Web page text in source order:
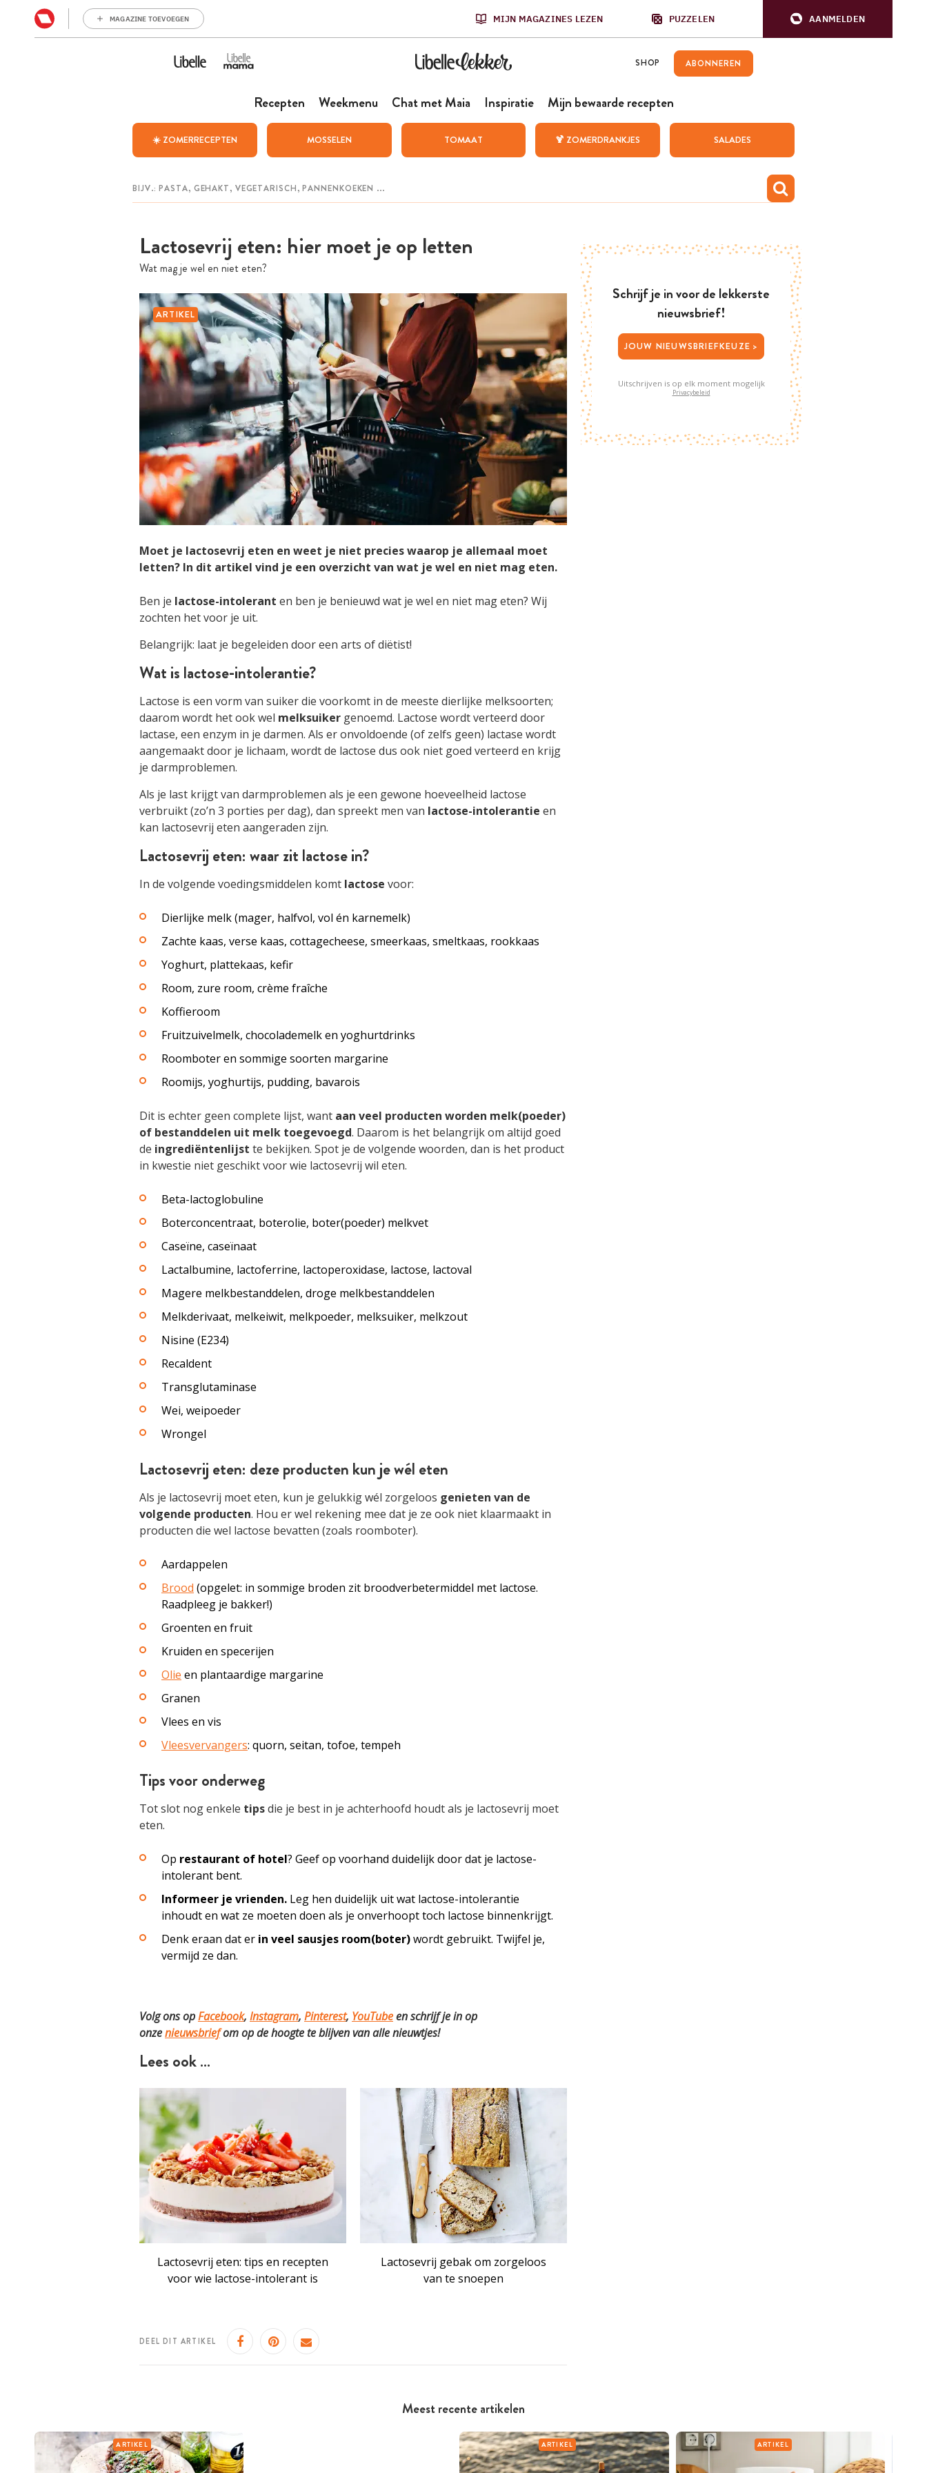
MAGAZINE TOEVOEGEN MIJN MAGAZINES LEZEN PUZZELEN AANMELDEN
SHOP ABONNEREN
Recepten Weekmenu Chat met Maia Inspiratie Mijn bewaarde recepten
☀️ ZOMERRECEPTEN MOSSELEN TOMAAT 🍹 ZOMERDRANKJES SALADES
Meest recente artikelen
ARTIKEL ARTIKEL ARTIKEL
Lactosevrij eten: hier moet je op letten
Wat mag je wel en niet eten?
ARTIKEL
Moet je lactosevrij eten en weet je niet precies waarop je allemaal moet
letten? In dit artikel vind je een overzicht van wat je wel en niet mag eten.
Ben je lactose-intolerant en ben je benieuwd wat je wel en niet mag eten? Wij
zochten het voor je uit.
Belangrijk: laat je begeleiden door een arts of diëtist!
Wat is lactose-intolerantie?
Lactose is een vorm van suiker die voorkomt in de meeste dierlijke melksoorten;
daarom wordt het ook wel melksuiker genoemd. Lactose wordt verteerd door
lactase, een enzym in je darmen. Als er onvoldoende (of zelfs geen) lactase wordt
aangemaakt door je lichaam, wordt de lactose dus ook niet goed verteerd en krijg
je darmproblemen.
Als je last krijgt van darmproblemen als je een gewone hoeveelheid lactose
verbruikt (zo’n 3 porties per dag), dan spreekt men van lactose-intolerantie en
kan lactosevrij eten aangeraden zijn.
Lactosevrij eten: waar zit lactose in?
In de volgende voedingsmiddelen komt lactose voor:
Dierlijke melk (mager, halfvol, vol én karnemelk)
Zachte kaas, verse kaas, cottagecheese, smeerkaas, smeltkaas, rookkaas
Yoghurt, plattekaas, kefir
Room, zure room, crème fraîche
Koffieroom
Fruitzuivelmelk, chocolademelk en yoghurtdrinks
Roomboter en sommige soorten margarine
Roomijs, yoghurtijs, pudding, bavarois
Dit is echter geen complete lijst, want aan veel producten worden melk(poeder)
of bestanddelen uit melk toegevoegd. Daarom is het belangrijk om altijd goed
de ingrediëntenlijst te bekijken. Spot je de volgende woorden, dan is het product
in kwestie niet geschikt voor wie lactosevrij wil eten.
Beta-lactoglobuline
Boterconcentraat, boterolie, boter(poeder) melkvet
Caseïne, caseïnaat
Lactalbumine, lactoferrine, lactoperoxidase, lactose, lactoval
Magere melkbestanddelen, droge melkbestanddelen
Melkderivaat, melkeiwit, melkpoeder, melksuiker, melkzout
Nisine (E234)
Recaldent
Transglutaminase
Wei, weipoeder
Wrongel
Lactosevrij eten: deze producten kun je wél eten
Als je lactosevrij moet eten, kun je gelukkig wél zorgeloos genieten van de
volgende producten. Hou er wel rekening mee dat je ze ook niet klaarmaakt in
producten die wel lactose bevatten (zoals roomboter).
Aardappelen
Brood (opgelet: in sommige broden zit broodverbetermiddel met lactose.
Raadpleeg je bakker!)
Groenten en fruit
Kruiden en specerijen
Olie en plantaardige margarine
Granen
Vlees en vis
Vleesvervangers: quorn, seitan, tofoe, tempeh
Tips voor onderweg
Tot slot nog enkele tipsdie je best in je achterhoofd houdt als je lactosevrij moet
eten.
Op restaurant of hotel? Geef op voorhand duidelijk door dat je lactose-
intolerant bent.
Informeer je vrienden. Leg hen duidelijk uit wat lactose-intolerantie
inhoudt en wat ze moeten doen als je onverhoopt toch lactose binnenkrijgt.
Denk eraan dat er in veel sausjes room(boter)wordt gebruikt. Twijfel je,
vermijd ze dan.
Volg ons opFacebook, Instagram, Pinterest, YouTubeen schrijf je in op
onzenieuwsbriefom op de hoogte te blijven van alle nieuwtjes!
Lees ook …
Lactosevrij eten: tips en recepten
voor wie lactose-intolerant is
Lactosevrij gebak om zorgeloos
van te snoepen
DEEL DIT ARTIKEL
Schrijf je in voor de lekkerste
nieuwsbrief!
JOUW NIEUWSBRIEFKEUZE >
Uitschrijven is op elk moment mogelijk
Privacybeleid